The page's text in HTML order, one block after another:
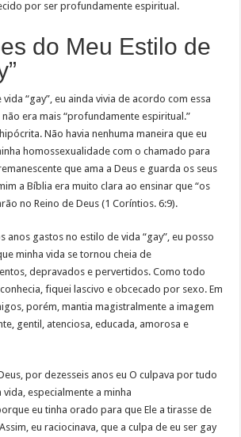
por ser profundamente espiritual.
do Meu Estilo de
“gay”, eu ainda vivia de acordo com essa
era mais “profundamente espiritual.”
Não havia nenhuma maneira que eu
homossexualidade com o chamado para
que ama a Deus e guarda os seus
a Bíblia era muito clara ao ensinar que “os
no Reino de Deus (1 Coríntios. 6:9).
anos gastos no estilo de vida “gay”, eu posso
minha vida se tornou cheia de
depravados e pervertidos. Como todo
fiquei lascivo e obcecado por sexo. Em
porém, mantia magistralmente a imagem
gentil, atenciosa, educada, amorosa e
por dezesseis anos eu O culpava por tudo
especialmente a minha
eu tinha orado para que Ele a tirasse de
eu raciocinava, que a culpa de eu ser gay